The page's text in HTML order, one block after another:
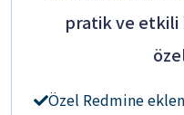
pratik ve
Özel Redmine